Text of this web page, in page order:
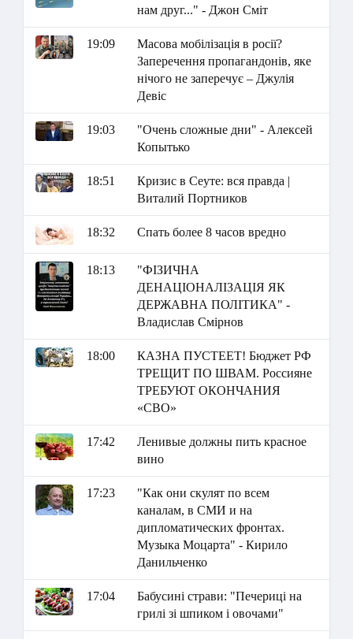
нам друг..." - Джон Сміт
19:09
Масова мобілізація в росії?
Заперечення пропагандонів, яке
нічого не заперечує – Джулія
Девіс
19:03
"Очень сложные дни" - Алексей
Копытько
18:51
Кризис в Сеуте: вся правда |
Виталий Портников
18:32 Спать более 8 часов вредно
18:13
"ФІЗИЧНА
ДЕНАЦІОНАЛІЗАЦІЯ ЯК
ДЕРЖАВНА ПОЛІТИКА" -
Владислав Смірнов
18:00
КАЗНА ПУСТЕЕТ! Бюджет РФ
ТРЕЩИТ ПО ШВАМ. Россияне
ТРЕБУЮТ ОКОНЧАНИЯ
«СВО»
17:42
Ленивые должны пить красное
вино
17:23
"Как они скулят по всем
каналам, в СМИ и на
дипломатических фронтах.
Музыка Моцарта" - Кирило
Данильченко
17:04
Бабусині страви: "Печериці на
грилі зі шпиком і овочами"